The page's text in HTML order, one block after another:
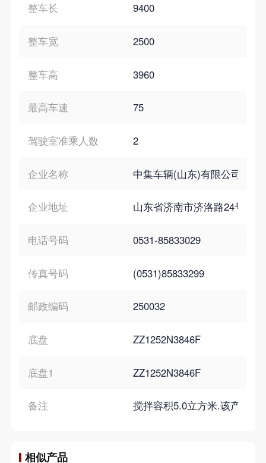
整车长 9400
整车宽 2500
整车高 3960
最高车速 75
驾驶室准乘人数 2
企业名称 中集车辆(山东)有限公司
企业地址 山东省济南市济洛路24号
电话号码 0531-85833029
传真号码 (0531)85833299
邮政编码 250032
底盘 ZZ1252N3846F
底盘1 ZZ1252N3846F
备注 搅拌容积5.0立方米.该产品
相似产品